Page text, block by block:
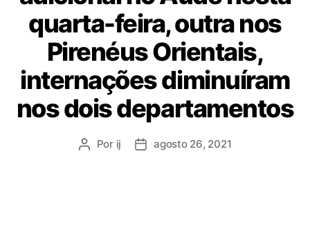
o
r
i
a
quarta-feira, outra nos
Pirenéus Orientais,
internações diminuíram
nos dois departamentos
A Por ij
D agosto 26, 2021